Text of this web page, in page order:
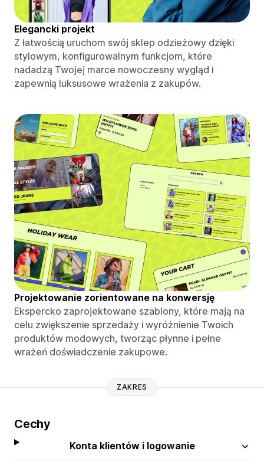
Elegancki projekt
Z łatwością uruchom swój sklep odzieżowy dzięki
stylowym, konfigurowalnym funkcjom, które
nadadzą Twojej marce nowoczesny wygląd i
zapewnią luksusowe wrażenia z zakupów.
Projektowanie zorientowane na konwersję
Ekspercko zaprojektowane szablony, które mają na
celu zwiększenie sprzedaży i wyróżnienie Twoich
produktów modowych, tworząc płynne i pełne
wrażeń doświadczenie zakupowe.
ZAKRES
Cechy
Konta klientów i logowanie